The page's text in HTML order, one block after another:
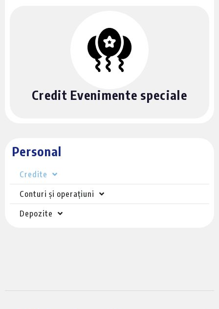
Personal
Credite
Conturi și operațiuni
Depozite
Credit Evenimente speciale